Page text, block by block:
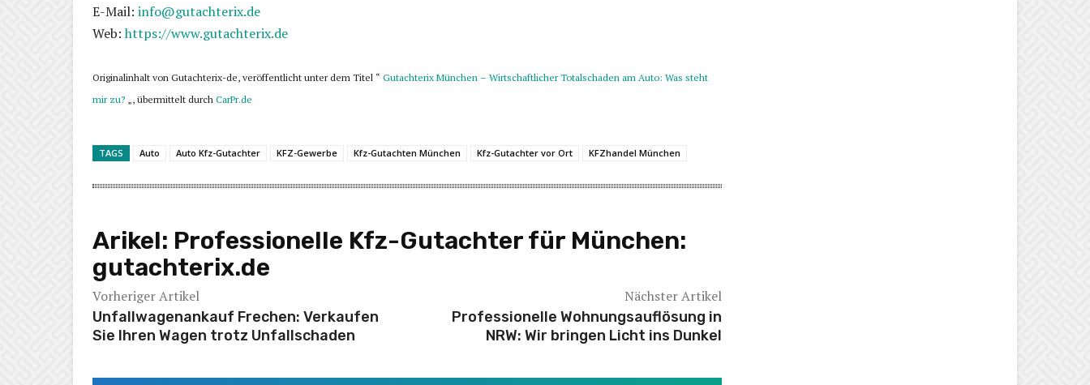
E-Mail: info@gutachterix.de
Web:https://www.gutachterix.de
Originalinhalt von Gutachterix-de, veröffentlicht unter dem Titel “ Gutachterix München – Wirtschaftlicher Totalschaden am Auto: Was steht
mir zu? „, übermittelt durch CarPr.de
TAGS Auto Auto Kfz-Gutachter KFZ-Gewerbe Kfz-Gutachten München Kfz-Gutachter vor Ort KFZhandel München
Arikel: Professionelle Kfz-Gutachter für München:
gutachterix.de
Vorheriger Artikel
Unfallwagenankauf Frechen: Verkaufen
Sie Ihren Wagen trotz Unfallschaden
Nächster Artikel
Professionelle Wohnungsauflösung in
NRW: Wir bringen Licht ins Dunkel